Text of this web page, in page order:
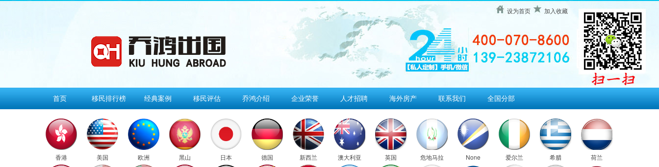
设为首页 加入收藏
首页 移民排行榜 经典案例 移民评估 乔鸿介绍 企业荣誉 人才招聘 海外房产 联系我们 全国分部
香港 美国 欧洲 黑山 日本 德国 新西兰 澳大利亚 英国 危地马拉 None 爱尔兰 希腊 荷兰